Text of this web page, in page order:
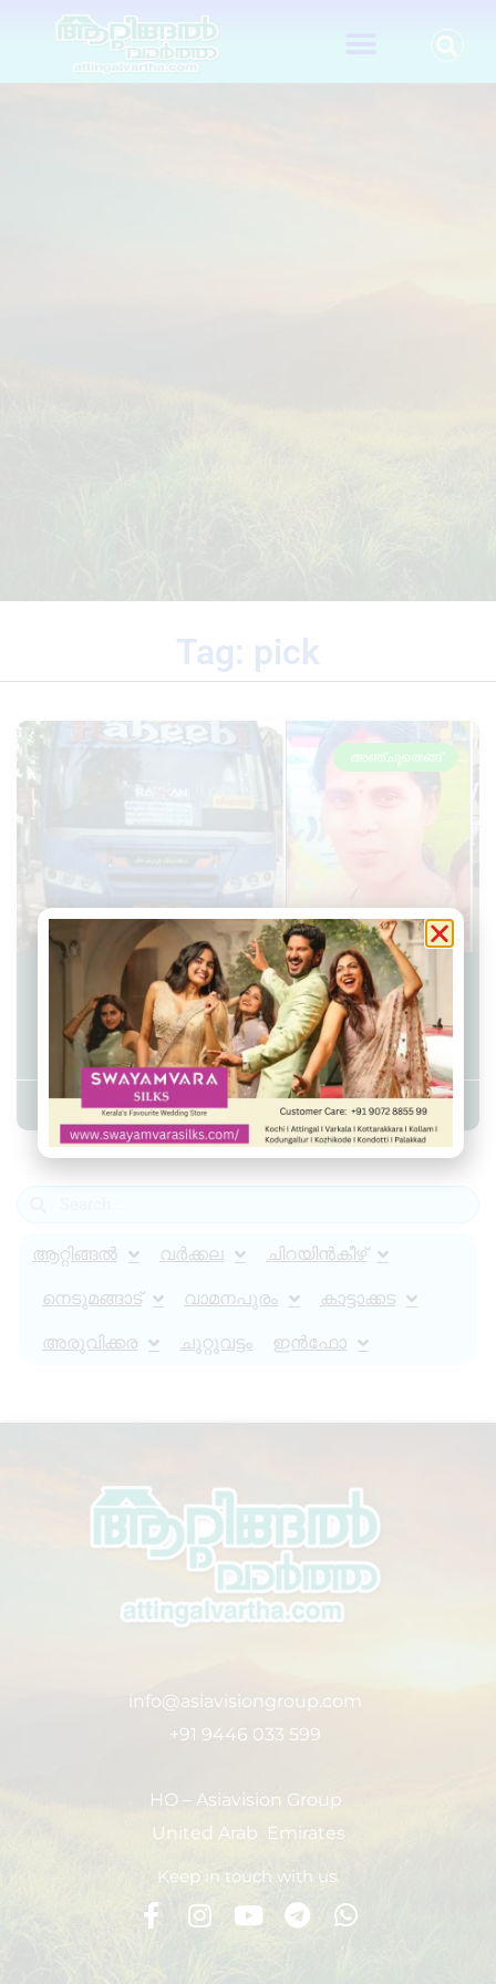
Tag: pick
അഞ്ചുതെങ്ങ്
വർക്കലയിൽ സ്വകാര്യ ബസിടിച്ച്
വീട്ടമ്മയ്ക്ക് ദാരുണാന്ത്യം.
Admin YS April 8, 2024 11:45 am
ആറ്റിങ്ങൽ വർക്കല ചിറയിൻകീഴ്
നെടുമങ്ങാട് വാമനപുരം കാട്ടാക്കട
അരുവിക്കര ചുറ്റുവട്ടം ഇൻഫോ
info@asiavisiongroup.com
+91 9446 033 599
HO – Asiavision Group
United Arab Emirates
Keep in touch with us.